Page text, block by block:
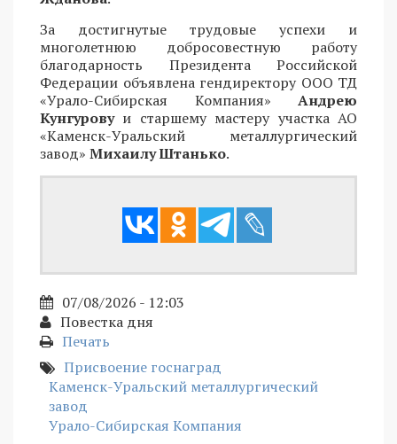
За достигнутые трудовые успехи и
многолетнюю добросовестную работу
благодарность Президента Российской
Федерации объявлена гендиректору ООО ТД
«Урало-Сибирская Компания» Андрею
Кунгуровуи старшему мастеру участка АО
«Каменск-Уральский металлургический
завод» Михаилу Штанько.
07/08/2026 - 12:03
Повестка дня
Печать
Присвоение госнаград
Каменск-Уральский металлургический
завод
Урало-Сибирская Компания